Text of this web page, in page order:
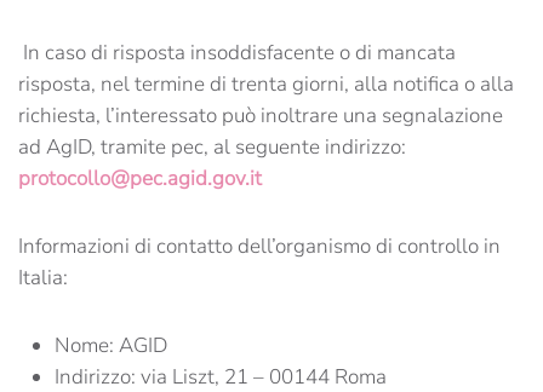
In caso di risposta insoddisfacente o di mancata
risposta, nel termine di trenta giorni, alla notifica o alla
richiesta, l’interessato può inoltrare una segnalazione
ad AgID, tramite pec, al seguente indirizzo:
protocollo@pec.agid.gov.it
Informazioni di contatto dell’organismo di controllo in
Italia:
Nome: AGID
Indirizzo: via Liszt, 21 – 00144 Roma